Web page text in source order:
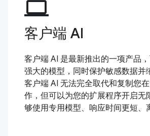
computer
客户端 AI
客户端 AI 是最新推出的一项产品
强大的模型，同时保护敏感数据并
客户端 AI 无法完全取代和复制您
作，但可以为您的扩展程序开启无
够使用专用模型、响应时间更短、